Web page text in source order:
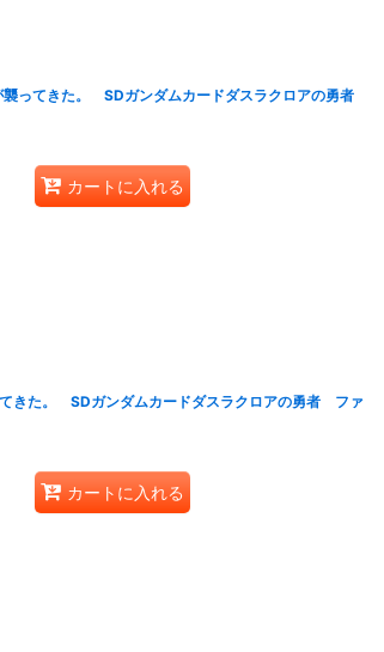
襲ってきた。 SDガンダムカードダスラクロアの勇者
カートに入れる
きた。 SDガンダムカードダスラクロアの勇者 ファ
カートに入れる